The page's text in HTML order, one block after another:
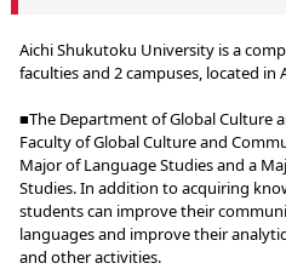
Aichi Shukutoku University is a
faculties and 2 campuses, located in
■The Department of Global Culture
Faculty of Global Culture and
Major of Language Studies and a
Studies. In addition to acquiring
students can improve their
languages and improve their
and other activities.